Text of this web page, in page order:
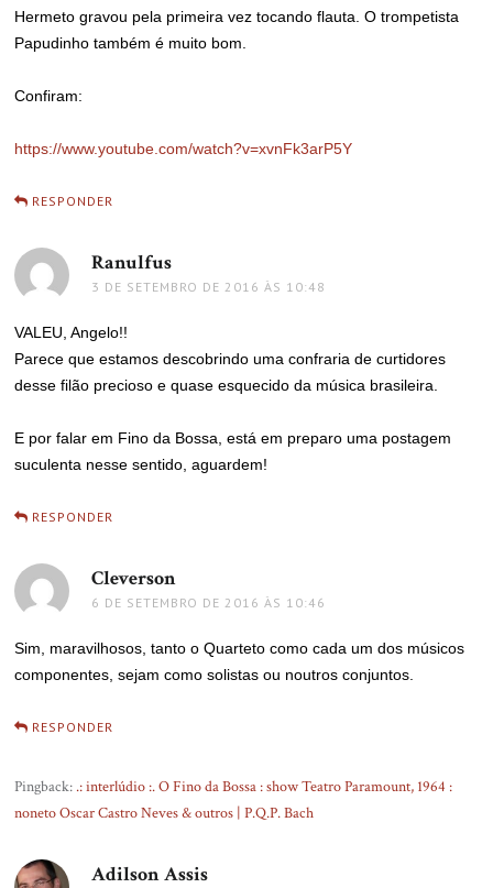
Hermeto gravou pela primeira vez tocando flauta. O trompetista
Papudinho também é muito bom.
Confiram:
https://www.youtube.com/watch?v=xvnFk3arP5Y
RESPONDER
Ranulfus
3 DE SETEMBRO DE 2016 ÀS 10:48
VALEU, Angelo!!
Parece que estamos descobrindo uma confraria de curtidores
desse filão precioso e quase esquecido da música brasileira.
E por falar em Fino da Bossa, está em preparo uma postagem
suculenta nesse sentido, aguardem!
RESPONDER
Cleverson
6 DE SETEMBRO DE 2016 ÀS 10:46
Sim, maravilhosos, tanto o Quarteto como cada um dos músicos
componentes, sejam como solistas ou noutros conjuntos.
RESPONDER
Pingback: .: interlúdio :. O Fino da Bossa : show Teatro Paramount, 1964 :
noneto Oscar Castro Neves & outros | P.Q.P. Bach
Adilson Assis